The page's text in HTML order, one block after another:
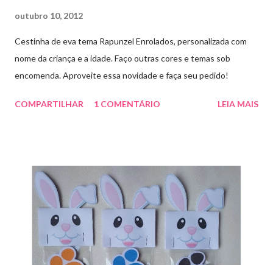
outubro 10, 2012
Cestinha de eva tema Rapunzel Enrolados, personalizada com
nome da criança e a idade. Faço outras cores e temas sob
encomenda. Aproveite essa novidade e faça seu pedido!
COMPARTILHAR 1 COMENTÁRIO LEIA MAIS